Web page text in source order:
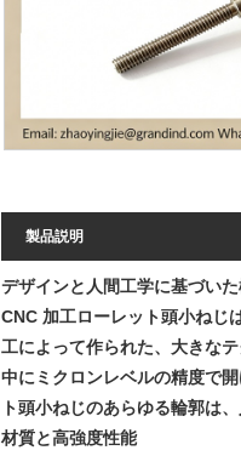
製品説明
デザインと人間工学に基づい
CNC 加工ローレット頭小ねじ
工によって作られた、大きな
中にミクロンレベルの精度で
ト頭小ねじのあらゆる輪郭は
材質と高強度性能